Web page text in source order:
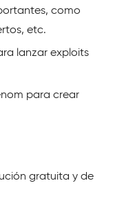
como
etc.
lanzar exploits
para crear
gratuita y de